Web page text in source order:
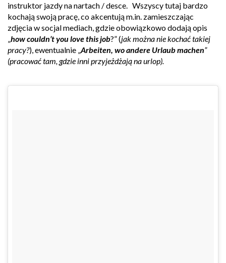
instruktor jazdy na nartach / desce. Wszyscy tutaj bardzo
kochają swoją pracę, co akcentują m.in. zamieszczając
zdjęcia w socjal mediach, gdzie obowiązkowo dodają opis
„how couldn’t you love this job?” (jak można nie kochać takiej
pracy?), ewentualnie „Arbeiten, wo andere Urlaub machen”
(pracować tam, gdzie inni przyjeżdżają na urlop).